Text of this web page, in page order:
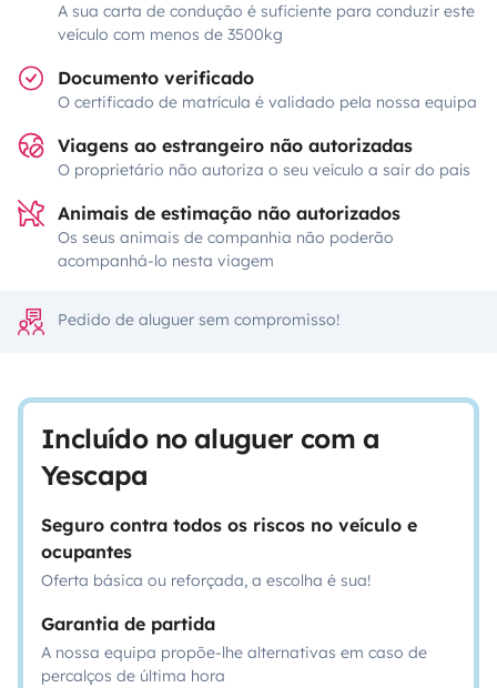
A sua carta de condução é suficiente para conduzir este
veículo com menos de 3500kg
Documento verificado
O certificado de matrícula é validado pela nossa equipa
Viagens ao estrangeiro não autorizadas
O proprietário não autoriza o seu veículo a sair do país
Animais de estimação não autorizados
Os seus animais de companhia não poderão
acompanhá-lo nesta viagem
Pedido de aluguer sem compromisso!
Incluído no aluguer com a
Yescapa
Seguro contra todos os riscos no veículo e
ocupantes
Oferta básica ou reforçada, a escolha é sua!
Garantia de partida
A nossa equipa propõe-lhe alternativas em caso de
percalços de última hora